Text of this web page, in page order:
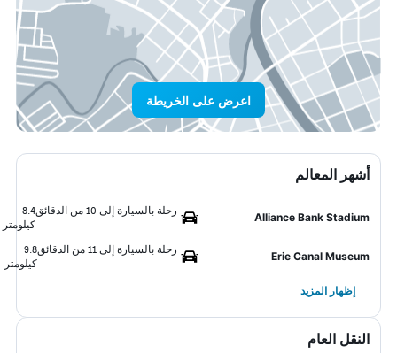
اعرض على الخريطة
أشهر المعالم
Alliance Bank Stadium
رحلة بالسيارة إلى 10 من الدقائق
8.4
كيلومتر
Erie Canal Museum
رحلة بالسيارة إلى 11 من الدقائق
9.8
كيلومتر
إظهار المزيد
النقل العام